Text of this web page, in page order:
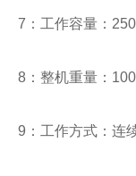
7：工作容量：
8：整机重量：
9：工作方式：连